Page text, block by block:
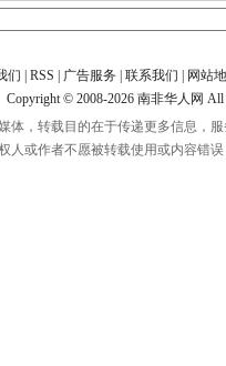
们 RSS 广告服务 联系我们 网站
Copyright © 2008-2026 南非华人网 All
体，转载目的在于传递更多信息，
人或作者不愿被转载使用或内容错